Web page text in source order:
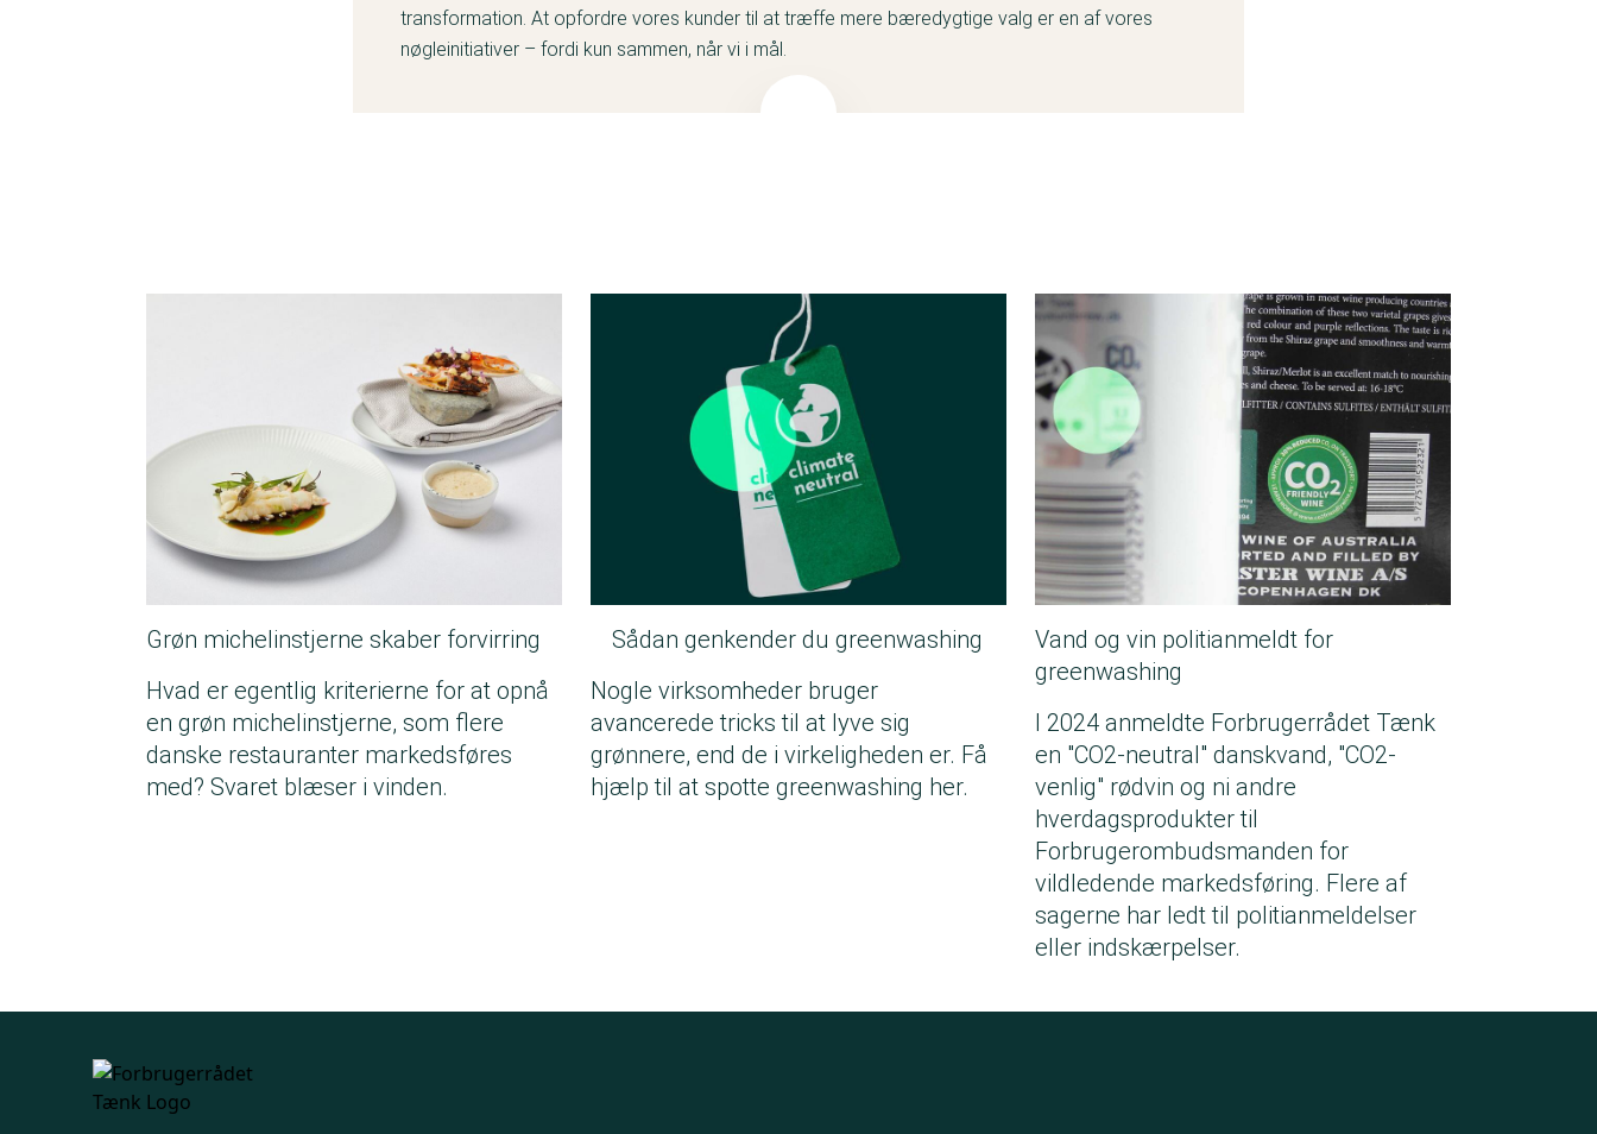
transformation. At opfordre vores kunder til at træffe mere bæredygtige valg er en af vores
nøgleinitiativer – fordi kun sammen, når vi i mål.
Grøn michelinstjerne skaber forvirring
Hvad er egentlig kriterierne for at opnå
en grøn michelinstjerne, som flere
danske restauranter markedsføres
med? Svaret blæser i vinden.
Sådan genkender du greenwashing
Nogle virksomheder bruger
avancerede tricks til at lyve sig
grønnere, end de i virkeligheden er. Få
hjælp til at spotte greenwashing her.
Vand og vin politianmeldt for
greenwashing
I 2024 anmeldte Forbrugerrådet Tænk
en "CO2-neutral" danskvand, "CO2-
venlig" rødvin og ni andre
hverdagsprodukter til
Forbrugerombudsmanden for
vildledende markedsføring. Flere af
sagerne har ledt til politianmeldelser
eller indskærpelser.